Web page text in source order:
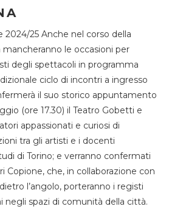
2024/25 Anche nel corso della
le occasioni per
degli spettacoli in programma
ciclo di incontri a ingresso
il suo storico appuntamento
(ore 17.30) il Teatro Gobetti e
appassionati e curiosi di
tra gli artisti e i docenti
di Torino; e verranno confermati
Copione, che, in collaborazione con
l’angolo, porteranno i registi
negli spazi di comunità della città.